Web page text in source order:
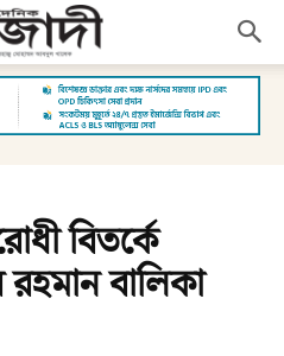
বিতর্কে
বালিকা